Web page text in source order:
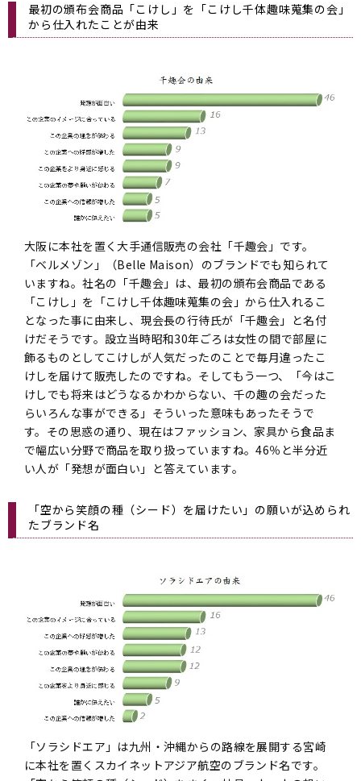
最初の頒布会商品「こけし」を「こけし千体趣味蒐集の会」
から仕入れたことが由来
大阪に本社を置く大手通信販売の会社「千趣会」です。
「ベルメゾン」（Belle Maison）のブランドでも知られて
いますね。社名の「千趣会」は、最初の頒布会商品である
「こけし」を「こけし千体趣味蒐集の会」から仕入れるこ
となった事に由来し、現会長の行待氏が「千趣会」と名付
けだそうです。設立当時昭和30年ごろは女性の間で部屋に
飾るものとしてこけしが人気だったのことで毎月違ったこ
けしを届けて販売したのですね。そしてもう一つ、「今はこ
けしでも将来はどうなるかわからない、千の趣の会だった
らいろんな事ができる」そういった意味もあったそうで
す。その思惑の通り、現在はファッション、家具から食品ま
で幅広い分野で商品を取り扱っていますね。46％と半分近
い人が「発想が面白い」と答えています。
「空から笑顔の種（シード）を届けたい」の願いが込められ
たブランド名
「ソラシドエア」は九州・沖縄からの路線を展開する宮崎
に本社を置くスカイネットアジア航空のブランド名です。